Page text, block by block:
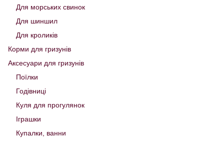
Для морських свинок
Для шиншил
Для кроликів
Корми для гризунів
Аксесуари для гризунів
Поїлки
Годівниці
Куля для прогулянок
Іграшки
Купалки, ванни